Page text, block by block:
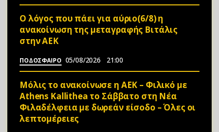
Ο λόγος που πάει για αύριο(6/8) η
ανακοίνωση της μεταγραφής Βιτάλις
στην ΑΕΚ
ΠΟΔΟΣΦΑΙΡΟ 05/08/2026 21:00
Μόλις το ανακοίνωσε η ΑΕΚ – Φιλικό με
Athens Kallithea το Σάββατο στη Νέα
Φιλαδέλφεια με δωρεάν είσοδο – Όλες οι
λεπτομέρειες